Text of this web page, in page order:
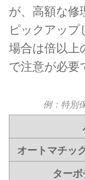
が、高額な修
ピックアップ
場合は倍以上
で注意が必要
オートマチッ
ター
例：特別